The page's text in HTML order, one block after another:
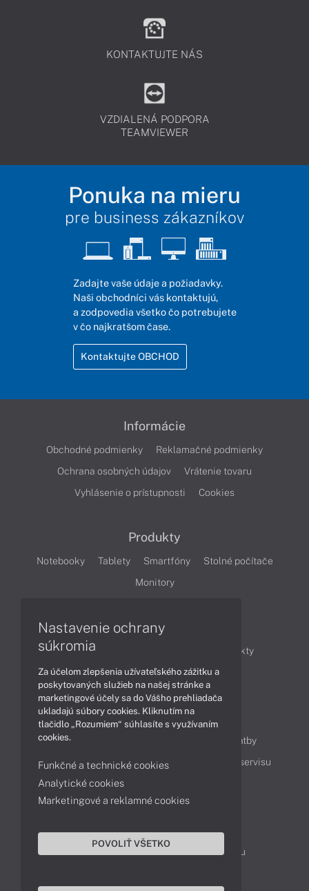
KONTAKTUJTE NÁS
VZDIALENÁ PODPORA
TEAMVIEWER
Ponuka na mieru
pre business zákazníkov
Zadajte vaše údaje a požiadavky.
Naši obchodníci vás kontaktujú,
a zodpovedia všetko čo potrebujete
v čo najkratšom čase.
Kontaktujte OBCHOD
Informácie
Obchodné podmienky
Reklamačné podmienky
Ochrana osobných údajov
Vrátenie tovaru
Vyhlásenie o prístupnosti
Cookies
Produkty
Notebooky Tablety Smartfóny
Stolné počítače
Monitory
Články
Obchodné informácie
Produkty
Technológie
Videá
Obsah
Ako nakupovať
Možnosti doručenia a platby
Podpora a servis
Servisné služby Cenník servisu
Kontakty
043 4224 771
Obchodné oddelenie
Reklamácia tovaru
Nastavenie ochrany
súkromia
Za účelom zlepšenia užívateľského zážitku a
poskytovaných služieb na našej stránke a
marketingové účely sa do Vášho prehliadača
ukladajú súbory cookies. Kliknutím na
tlačidlo „Rozumiem“ súhlasíte s využívaním
cookies.
Funkčné a technické cookies
Analytické cookies
Marketingové a reklamné cookies
POVOLIŤ VŠETKO